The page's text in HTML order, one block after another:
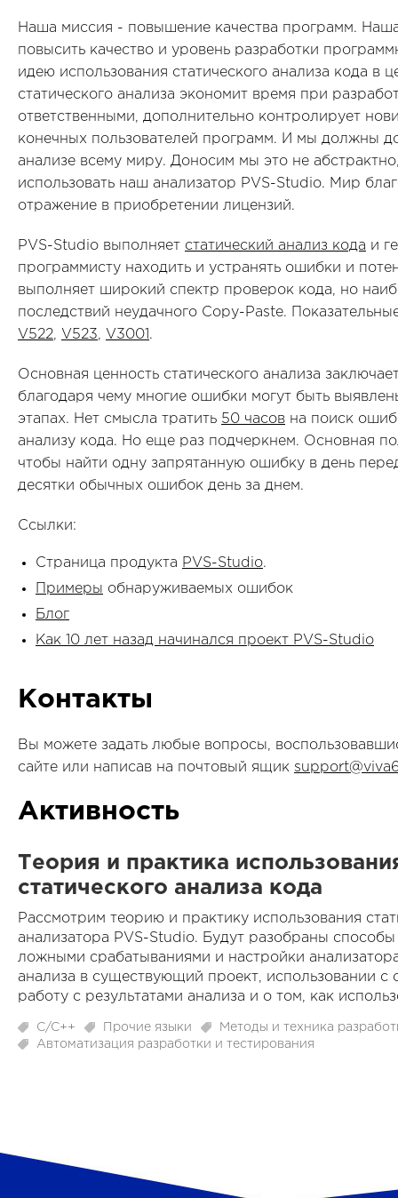
Наша миссия - повышение качества программ.
повысить качество и уровень разработки
идею использования статического анализа кода в
статического анализа экономит время при
ответственными, дополнительно контролирует
конечных пользователей программ. И мы должны
анализе всему миру. Доносим мы это не
использовать наш анализатор PVS-Studio. Мир
отражение в приобретении лицензий.
PVS-Studio выполняет статический анализ кода и
программисту находить и устранять ошибки и
выполняет широкий спектр проверок кода, но
последствий неудачного Copy-Paste.
V522, V523, V3001 .
Основная ценность статического анализа
благодаря чему многие ошибки могут быть
этапах. Нет смысла тратить 50 часов на поиск
анализу кода. Но еще раз подчеркнем. Основная
чтобы найти одну запрятанную ошибку в день
десятки обычных ошибок день за днем.
Ссылки:
Страница продукта PVS-Studio.
Примеры обнаруживаемых ошибок
Блог
Как 10 лет назад начинался проект PVS-Studio
Контакты
Вы можете задать любые вопросы,
сайте или написав на почтовый ящик
Активность
Теория и практика
статического анализа кода
Рассмотрим теорию и практику использования
анализатора PVS-Studio. Будут разобраны
ложными срабатываниями и настройки
анализа в существующий проект, использовании с
работу с результатами анализа и о том, как
C/C++ Прочие языки
Методы и техника
Автоматизация разработки и тестирования